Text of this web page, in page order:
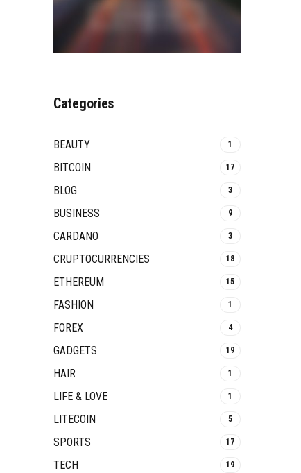
Categories
BEAUTY 1
BITCOIN 17
BLOG 3
BUSINESS 9
CARDANO 3
CRUPTOCURRENCIES 18
ETHEREUM 15
FASHION 1
FOREX 4
GADGETS 19
HAIR 1
LIFE & LOVE 1
LITECOIN 5
SPORTS 17
TECH 19